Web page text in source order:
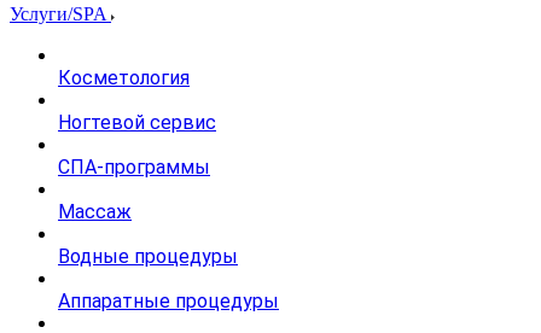
Услуги/SPA
Косметология
Ногтевой сервис
СПА-программы
Массаж
Водные процедуры
Аппаратные процедуры